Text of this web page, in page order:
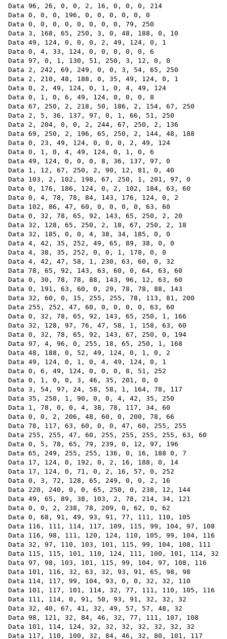
Data 96, 26, 0, 0, 2, 16, 0, 0, 0, 214
Data 0, 0, 0, 196, 0, 0, 0, 0, 0, 0
Data 0, 0, 0, 0, 0, 0, 0, 0, 79, 250
Data 3, 168, 65, 250, 3, 0, 48, 188, 0, 10
Data 49, 124, 0, 0, 0, 2, 49, 124, 0, 1
Data 0, 4, 33, 124, 0, 0, 0, 0, 0, 6
Data 97, 0, 1, 130, 51, 250, 3, 12, 0, 0
Data 2, 242, 69, 249, 0, 0, 3, 54, 65, 250
Data 2, 210, 48, 188, 0, 35, 49, 124, 0, 1
Data 0, 2, 49, 124, 0, 1, 0, 4, 49, 124
Data 0, 1, 0, 6, 49, 124, 0, 0, 0, 8
Data 67, 250, 2, 218, 50, 186, 2, 154, 67, 250
Data 2, 5, 36, 137, 97, 0, 1, 66, 51, 250
Data 2, 204, 0, 0, 2, 244, 67, 250, 2, 136
Data 69, 250, 2, 196, 65, 250, 2, 144, 48, 188
Data 0, 23, 49, 124, 0, 0, 0, 2, 49, 124
Data 0, 1, 0, 4, 49, 124, 0, 1, 0, 6
Data 49, 124, 0, 0, 0, 8, 36, 137, 97, 0
Data 1, 12, 67, 250, 2, 90, 12, 81, 0, 40
Data 103, 2, 102, 198, 67, 250, 1, 201, 97, 0
Data 0, 176, 186, 124, 0, 2, 102, 184, 63, 60
Data 0, 4, 78, 78, 84, 143, 176, 124, 0, 2
Data 102, 86, 47, 60, 0, 0, 0, 0, 63, 60
Data 0, 32, 78, 65, 92, 143, 65, 250, 2, 20
Data 32, 128, 65, 250, 2, 18, 67, 250, 2, 18
Data 32, 185, 0, 0, 4, 38, 34, 185, 0, 0
Data 4, 42, 35, 252, 49, 65, 89, 38, 0, 0
Data 4, 38, 35, 252, 0, 0, 1, 178, 0, 0
Data 4, 42, 47, 58, 1, 230, 63, 60, 0, 32
Data 78, 65, 92, 143, 63, 60, 0, 64, 63, 60
Data 0, 30, 78, 78, 88, 143, 96, 12, 63, 60
Data 0, 191, 63, 60, 0, 29, 78, 78, 88, 143
Data 32, 60, 0, 15, 255, 255, 78, 113, 81, 200
Data 255, 252, 47, 60, 0, 0, 0, 0, 63, 60
Data 0, 32, 78, 65, 92, 143, 65, 250, 1, 166
Data 32, 128, 97, 76, 47, 58, 1, 158, 63, 60
Data 0, 32, 78, 65, 92, 143, 67, 250, 0, 194
Data 97, 4, 96, 0, 255, 18, 65, 250, 1, 168
Data 48, 188, 0, 52, 49, 124, 0, 1, 0, 2
Data 49, 124, 0, 1, 0, 4, 49, 124, 0, 1
Data 0, 6, 49, 124, 0, 0, 0, 8, 51, 252
Data 0, 1, 0, 0, 3, 46, 35, 201, 0, 0
Data 3, 54, 97, 24, 58, 58, 1, 164, 78, 117
Data 35, 250, 1, 90, 0, 0, 4, 42, 35, 250
Data 1, 78, 0, 0, 4, 38, 78, 117, 34, 60
Data 0, 0, 2, 206, 48, 60, 0, 200, 78, 66
Data 78, 117, 63, 60, 0, 0, 47, 60, 255, 255
Data 255, 255, 47, 60, 255, 255, 255, 255, 63, 60
Data 0, 5, 78, 65, 79, 239, 0, 12, 97, 196
Data 65, 249, 255, 255, 136, 0, 16, 188 0, 7
Data 17, 124, 0, 192, 0, 2, 16, 188, 0, 14
Data 17, 124, 0, 71, 0, 2, 16, 57, 0, 252
Data 0, 3, 72, 128, 65, 249, 0, 0, 2, 16
Data 220, 240, 0, 0, 65, 250, 0, 238, 12, 144
Data 49, 65, 89, 38, 103, 2, 78, 214, 34, 121
Data 0, 0, 2, 238, 78, 209, 0, 62, 0, 62
Data 0, 68, 91, 49, 93, 91, 77, 111, 110, 105
Data 116, 111, 114, 117, 109, 115, 99, 104, 97, 108
Data 116, 98, 111, 120, 124, 110, 105, 99, 104, 116
Data 32, 97, 110, 103, 101, 115, 99, 104, 108, 111
Data 115, 115, 101, 110, 124, 111, 100, 101, 114, 32
Data 97, 98, 103, 101, 115, 99, 104, 97, 108, 116
Data 101, 116, 32, 63, 32, 93, 91, 65, 98, 98
Data 114, 117, 99, 104, 93, 0, 0, 32, 32, 110
Data 101, 117, 101, 114, 32, 77, 111, 110, 105, 116
Data 111, 114, 0, 91, 50, 93, 91, 32, 32, 32
Data 32, 40, 67, 41, 32, 49, 57, 57, 48, 32
Data 98, 121, 32, 84, 46, 32, 77, 111, 107, 108
Data 101, 114, 124, 32, 32, 32, 32, 32, 32, 32
Data 117, 110, 100, 32, 84, 46, 32, 80, 101, 117